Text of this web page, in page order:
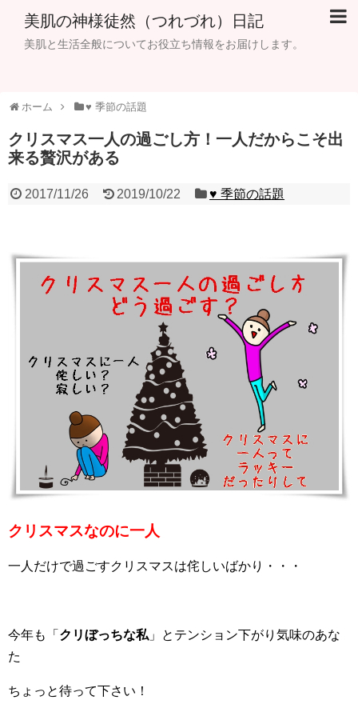
美肌の神様徒然（つれづれ）日記
美肌と生活全般についてお役立ち情報をお届けします。
ホーム ♥ 季節の話題
クリスマス一人の過ごし方！一人だからこそ出
来る贅沢がある
2017/11/26 2019/10/22 ♥ 季節の話題
クリスマスなのに一人
一人だけで過ごすクリスマスは侘しいばかり・・・
今年も「 クリぼっちな私 」とテンション下がり気味のあな
た
ちょっと待って下さい！